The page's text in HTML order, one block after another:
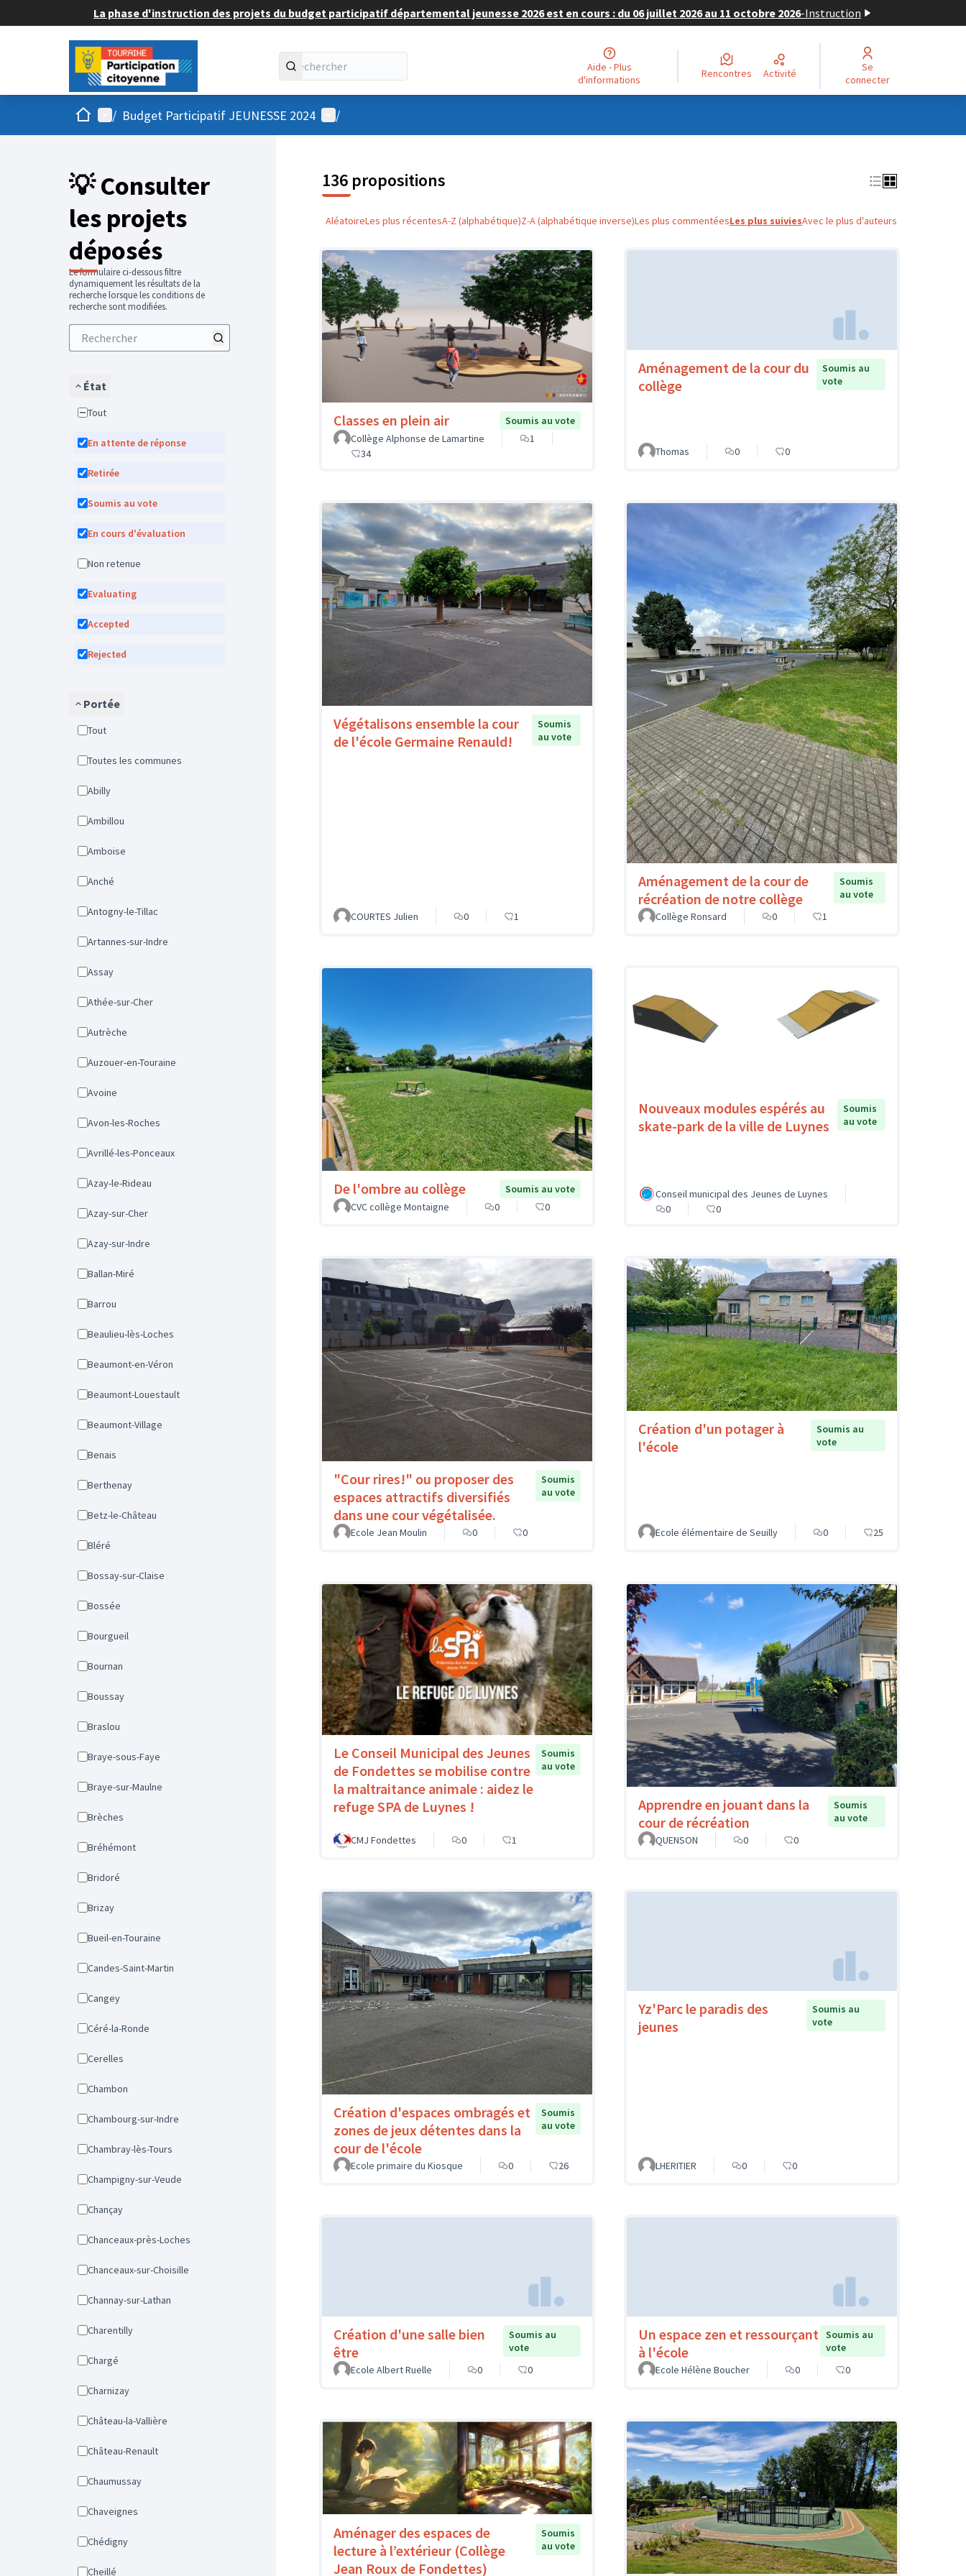
La phase d'instruction des projets du budget participatif départemental jeunesse 2026 est en cours : du 06 juillet 2026 au 11 octobre 2026-Instruction
Aide - Plus
d'informations
Rencontres Activité
Se
connecter
AccueilMenu principal
/ Budget Participatif JEUNESSE 2024 Menu utilisateur
/
💡 Consulter
les projets
déposés
Le formulaire ci-dessous filtre
dynamiquement les résultats de la
recherche lorsque les conditions de
recherche sont modifiées.
État
Tout
En attente de réponse
Retirée
Soumis au vote
En cours d'évaluation
Non retenue
Evaluating
Accepted
Rejected
Portée
Tout
Toutes les communes
Abilly
Ambillou
Amboise
Anché
Antogny-le-Tillac
Artannes-sur-Indre
Assay
Athée-sur-Cher
Autrèche
Auzouer-en-Touraine
Avoine
Avon-les-Roches
Avrillé-les-Ponceaux
Azay-le-Rideau
Azay-sur-Cher
Azay-sur-Indre
Ballan-Miré
Barrou
Beaulieu-lès-Loches
Beaumont-en-Véron
Beaumont-Louestault
Beaumont-Village
Benais
Berthenay
Betz-le-Château
Bléré
Bossay-sur-Claise
Bossée
Bourgueil
Bournan
Boussay
Braslou
Braye-sous-Faye
Braye-sur-Maulne
Brèches
Bréhémont
Bridoré
Brizay
Bueil-en-Touraine
Candes-Saint-Martin
Cangey
Céré-la-Ronde
Cerelles
Chambon
Chambourg-sur-Indre
Chambray-lès-Tours
Champigny-sur-Veude
Chançay
Chanceaux-près-Loches
Chanceaux-sur-Choisille
Channay-sur-Lathan
Charentilly
Chargé
Charnizay
Château-la-Vallière
Château-Renault
Chaumussay
Chaveignes
Chédigny
Cheillé
136 propositions
AléatoireLes plus récentesA-Z (alphabétique)Z-A (alphabétique inverse)Les plus commentéesLes plus suiviesAvec le plus d'auteurs
Classes en plein air
Soumis au vote
Collège Alphonse de Lamartine
1
34
Aménagement de la cour du
collège
Soumis au
vote
Thomas 0 0
Végétalisons ensemble la cour
de l'école Germaine Renauld!
Soumis
au vote
COURTES Julien 0 1
Aménagement de la cour de
récréation de notre collège
Soumis
au vote
Collège Ronsard
0 1
De l'ombre au collège
Soumis au vote
CVC collège Montaigne
0 0
Nouveaux modules espérés au
skate-park de la ville de Luynes
Soumis
au vote
Conseil municipal des Jeunes de Luynes
0
0
"Cour rires!" ou proposer des
espaces attractifs diversifiés
dans une cour végétalisée.
Soumis
au vote
Ecole Jean Moulin 0 0
Création d'un potager à
l'école
Soumis au
vote
Ecole élémentaire de Seuilly 0 25
Le Conseil Municipal des Jeunes
de Fondettes se mobilise contre
la maltraitance animale : aidez le
refuge SPA de Luynes !
Soumis
au vote
CMJ Fondettes 0 1
Apprendre en jouant dans la
cour de récréation
Soumis
au vote
QUENSON
0 0
Création d'espaces ombragés et
zones de jeux détentes dans la
cour de l'école
Soumis
au vote
Ecole primaire du Kiosque 0 26
Yz'Parc le paradis des
jeunes
Soumis au
vote
LHERITIER 0 0
Création d'une salle bien
être
Soumis au
vote
Ecole Albert Ruelle
0 0
Un espace zen et ressourçant
à l'école
Soumis au
vote
Ecole Hélène Boucher
0 0
Aménager des espaces de
lecture à l’extérieur (Collège
Jean Roux de Fondettes)
Soumis
au vote